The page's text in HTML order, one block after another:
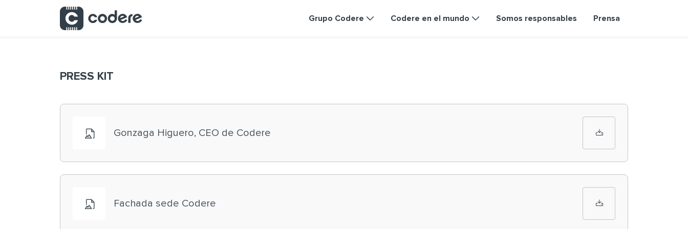
Saltar al contenido principal
Grupo Codere Codere en el mundo Somos responsables Prensa
PRESS KIT
Gonzaga Higuero, CEO de Codere
Fachada sede Codere